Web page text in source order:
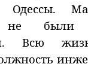
Одессы.
не были
Всю